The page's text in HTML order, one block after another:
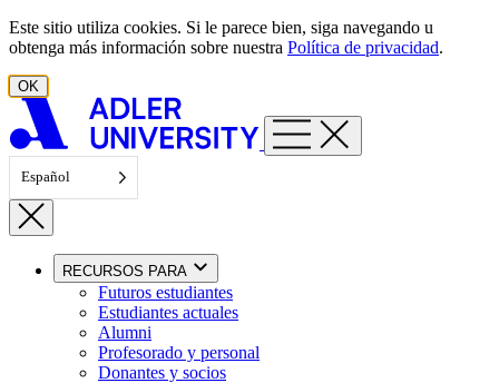
Ir al contenido
Este sitio utiliza cookies. Si le parece bien, siga navegando u
obtenga más información sobre nuestra Política de privacidad.
OK
Español
RECURSOS PARA
Futuros estudiantes
Estudiantes actuales
Alumni
Profesorado y personal
Donantes y socios